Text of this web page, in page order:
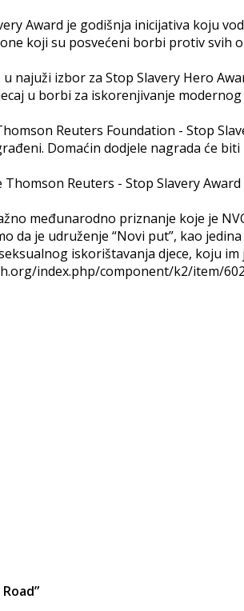
Award je godišnja inicijativa koju
koji su posvećeni borbi protiv svih
u najuži izbor za Stop Slavery Hero
u borbi za iskorenjivanje
Reuters Foundation - Stop
Domaćin dodjele nagrada će
Thomson Reuters - Stop Slavery
međunarodno priznanje koje je
da je udruženje “Novi put”, kao
iskorištavanja djece, koju im
index.php/component/k2/item/